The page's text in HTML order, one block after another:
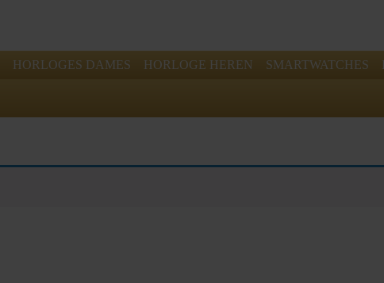
HORLOGES DAMES HORLOGE HEREN SMARTWATCHES